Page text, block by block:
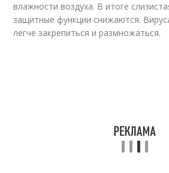
влажности воздуха. В итоге
защитные функции снижаются.
легче закрепиться и размножаться.